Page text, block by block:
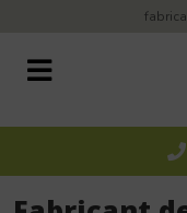
Panneau de gestion